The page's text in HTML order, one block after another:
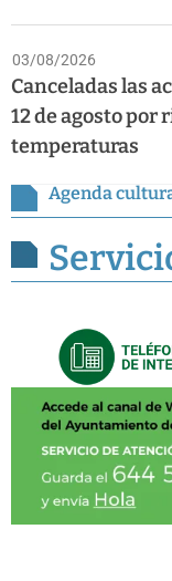
03/08/2026
Canceladas las
12 de agosto por
temperaturas
Agenda